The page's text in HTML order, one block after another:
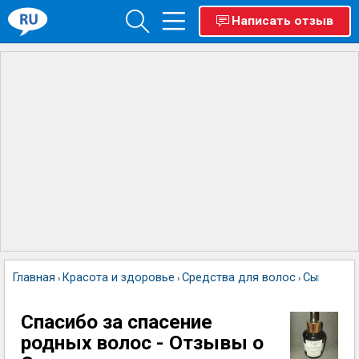
Написать отзыв
Главная › Красота и здоровье › Средства для волос ›
Спасибо за спасение
родных волос - Отзывы о